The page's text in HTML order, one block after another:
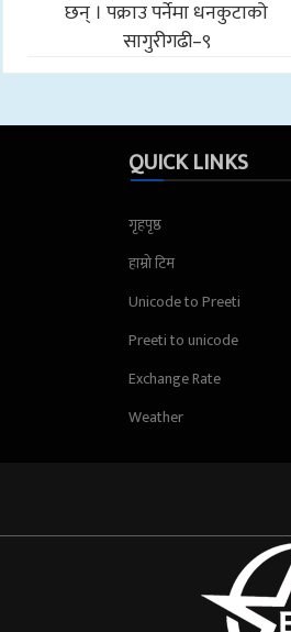
छन् । पक्राउ पर्नेमा धनकुटाको
सागुरीगढी–९
QUICK LINKS
गृहपृष्ठ
हाम्रो टिम
Unicode to Preeti
Preeti to unicode
Exchange Rate
Weather